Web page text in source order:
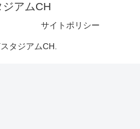
アムCH
サイトポリシー
タジアムCH.